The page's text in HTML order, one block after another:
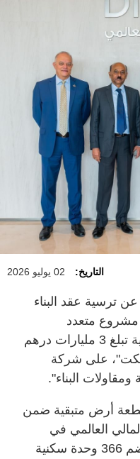
التاريخ: 02 يوليو 2026
ترسية عقد البناء
مشروع متعدد
الاستخدامات بقيمة تطوير إجمالية تبلغ 3 مليارات درهم
على شركة
البناء".
أرض متبقية ضمن
العالمي في
منطقة "جيت ديستريكت"، وسيضم 366 وحدة سكنية